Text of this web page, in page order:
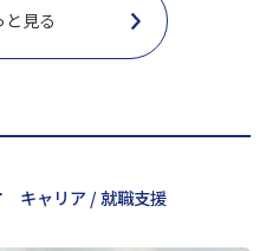
と見る
キャリア / 就職支援